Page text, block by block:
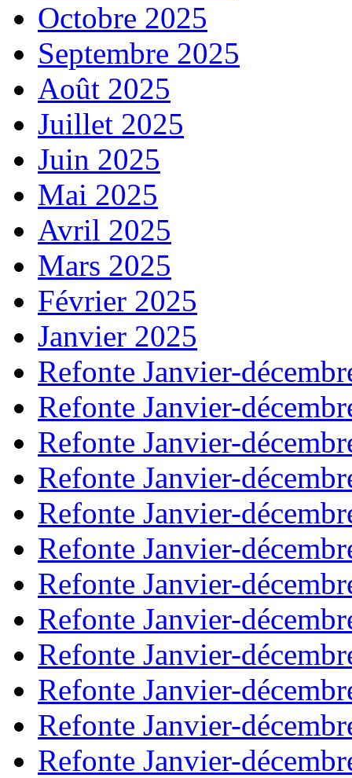
Octobre 2025
Septembre 2025
Août 2025
Juillet 2025
Juin 2025
Mai 2025
Avril 2025
Mars 2025
Février 2025
Janvier 2025
Refonte Janvier-
Refonte Janvier-
Refonte Janvier-
Refonte Janvier-
Refonte Janvier-
Refonte Janvier-
Refonte Janvier-
Refonte Janvier-
Refonte Janvier-
Refonte Janvier-
Refonte Janvier-
Refonte Janvier-